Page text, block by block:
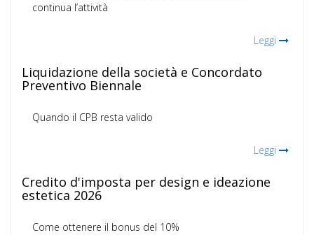
continua l’attività
Leggi
Liquidazione della società e Concordato
Preventivo Biennale
Quando il CPB resta valido
Leggi
Credito d'imposta per design e ideazione
estetica 2026
Come ottenere il bonus del 10%